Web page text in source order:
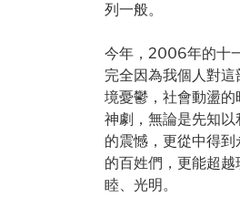
列一般。
今年，2006年的十
完全因為我個人對
境憂鬱，社會動盪
神劇，無論是先知
的震憾，更從中得
的百姓們，更能超
睦、光明。